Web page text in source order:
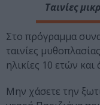
Ταινίες
Στο πρόγραμμα
ταινίες
ηλικίες 10 ετών και
Μην χάσετε την